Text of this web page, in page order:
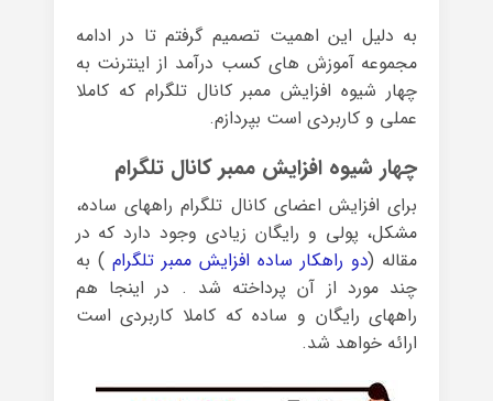
به دلیل این اهمیت تصمیم گرفتم تا در ادامه
مجموعه آموزش های کسب درآمد از اینترنت به
چهار شیوه افزایش ممبر کانال تلگرام که کاملا
عملی و کاربردی است بپردازم.
چهار شیوه افزایش ممبر کانال تلگرام
برای افزایش اعضای کانال تلگرام راههای ساده،
مشکل، پولی و رایگان زیادی وجود دارد که در
مقاله (دو راهکار ساده افزایش ممبر تلگرام ) به
چند مورد از آن پرداخته شد . در اینجا هم
راههای رایگان و ساده که کاملا کاربردی است
ارائه خواهد شد.